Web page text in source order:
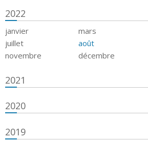
2022
janvier mars
juillet
août
novembre
décembre
2021
2020
2019